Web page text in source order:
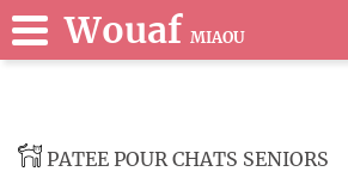
Wouaf MIAOU
PATEE POUR CHATS SENIORS